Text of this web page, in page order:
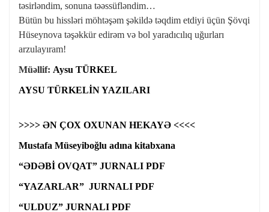
təsirləndim, sonuna təəssüfləndim…
Bütün bu hissləri möhtəşəm şəkildə təqdim etdiyi üçün Şövqi
Hüseynova təşəkkür edirəm və bol yaradıcılıq uğurları
arzulayıram!
Müəllif: Aysu TÜRKEL
AYSU TÜRKELİN YAZILARI
>>>> ƏN ÇOX OXUNAN HEKAYƏ <<<<
Mustafa Müseyiboğlu adına kitabxana
“ƏDƏBİ OVQAT” JURNALI PDF
“YAZARLAR” JURNALI PDF
“ULDUZ” JURNALI PDF